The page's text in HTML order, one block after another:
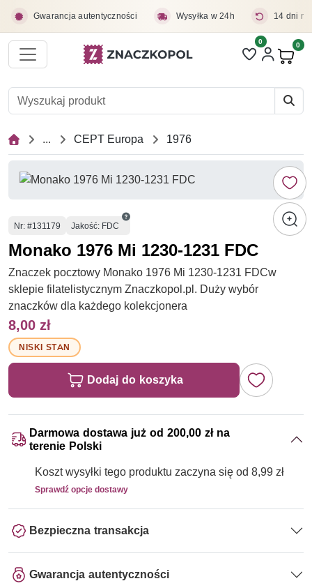
Gwarancja autentyczności Wysyłka w 24h 14 dni
Liczba pozycji
0 0
... CEPT Europa 1976
Numer
Nr: #131179 Jakość: FDC
Monako 1976 Mi 1230-1231 FDC
Znaczek pocztowy Monako 1976 Mi 1230-1231 FDCw
sklepie filatelistycznym Znaczkopol.pl. Duży wybór
znaczków dla każdego kolekcjonera
8,00 zł
NISKI STAN
Dodaj do koszyka
Darmowa dostawa już od 200,00 zł na
terenie Polski
Koszt wysyłki tego produktu zaczyna się od 8,99 zł
Sprawdź opcje dostawy
Bezpieczna transakcja
Gwarancja autentyczności